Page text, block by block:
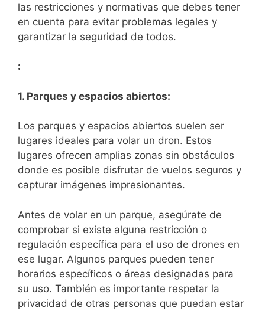
las restricciones y normativas que debes ⁤tener
en cuenta ‍para evitar ‍problemas legales y⁤
garantizar la ⁢seguridad de todos.
:
1. Parques y espacios‍ abiertos:
Los parques y espacios ⁣abiertos suelen ser⁢
lugares ideales para volar un dron. Estos
lugares ⁢ofrecen amplias ⁢zonas sin obstáculos
donde ⁣es posible disfrutar de vuelos seguros y
capturar imágenes impresionantes.
Antes de volar en un parque, asegúrate de
comprobar si ​existe alguna⁤ restricción o
regulación específica para el ⁢uso de drones en
⁢ese lugar. Algunos⁤ parques ‍pueden tener
horarios ⁣específicos o áreas designadas⁢ para
⁣su uso. También es importante respetar la
privacidad de otras personas que puedan estar